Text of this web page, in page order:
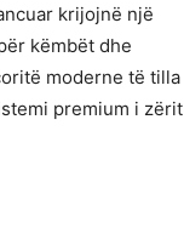
krijojnë një
këmbët dhe
moderne të tilla
premium i zërit